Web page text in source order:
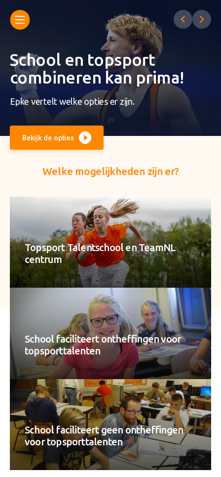
School en topsport
combineren kan prima!
Epke vertelt welke opties er zijn.
Bekijk de opties
Welke mogelijkheden zijn er?
Topsport Talentschool en TeamNL
centrum
School faciliteert ontheffingen voor
topsporttalenten
School faciliteert geen ontheffingen
voor topsporttalenten